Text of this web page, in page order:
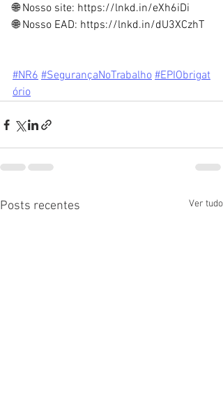
🌐 Nosso site: https://lnkd.in/eXh6iDi
🌐 Nosso EAD: https://lnkd.in/dU3XCzhT
#NR6 #SegurançaNoTrabalho #EPIObrigat
ório
Posts recentes Ver tudo